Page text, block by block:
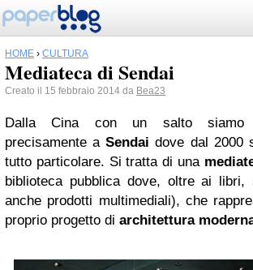
HOME › CULTURA
Mediateca di Sendai
Creato il 15 febbraio 2014 da Bea23
Dalla Cina con un salto
precisamente aSendai dove dal 2000
tutto particolare. Si tratta di una
biblioteca pubblica dove, oltre ai libri,
anche prodotti multimediali), che
proprio progetto di architettura